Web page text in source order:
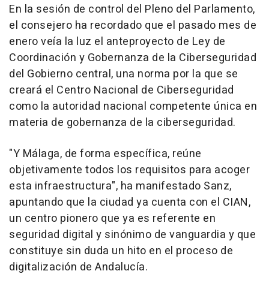
En la sesión de control del Pleno del Parlamento,
el consejero ha recordado que el pasado mes de
enero veía la luz el anteproyecto de Ley de
Coordinación y Gobernanza de la Ciberseguridad
del Gobierno central, una norma por la que se
creará el Centro Nacional de Ciberseguridad
como la autoridad nacional competente única en
materia de gobernanza de la ciberseguridad.
"Y Málaga, de forma específica, reúne
objetivamente todos los requisitos para acoger
esta infraestructura", ha manifestado Sanz,
apuntando que la ciudad ya cuenta con el CIAN,
un centro pionero que ya es referente en
seguridad digital y sinónimo de vanguardia y que
constituye sin duda un hito en el proceso de
digitalización de Andalucía.